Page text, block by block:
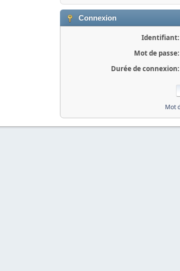
Connexion
Identifiant:
Mot de passe:
Durée de connexion:
Mot